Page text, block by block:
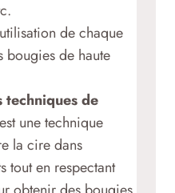
de chaque
de haute
techniques de
une technique
la cire dans
tout en respectant